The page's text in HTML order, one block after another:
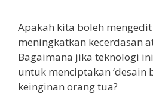
Apakah kita boleh
meningkatkan kecerdasan
Bagaimana jika teknologi
untuk menciptakan ‘desain
keinginan orang tua?